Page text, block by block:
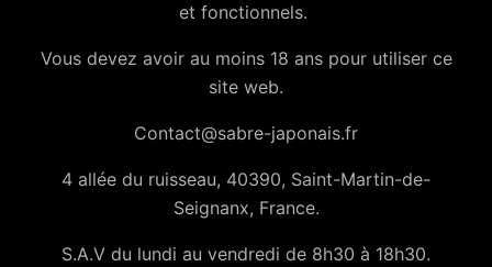
et fonctionnels.
Vous devez avoir au moins 18 ans pour utiliser ce
site web.
Contact@sabre-japonais.fr
4 allée du ruisseau, 40390, Saint-Martin-de-
Seignanx, France.
S.A.V du lundi au vendredi de 8h30 à 18h30.